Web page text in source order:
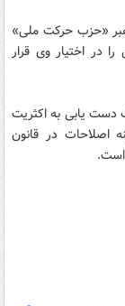
«حزب حرکت ملی»
در اختیار وی قرار
یابی به اکثریت
اصلاحات در قانون